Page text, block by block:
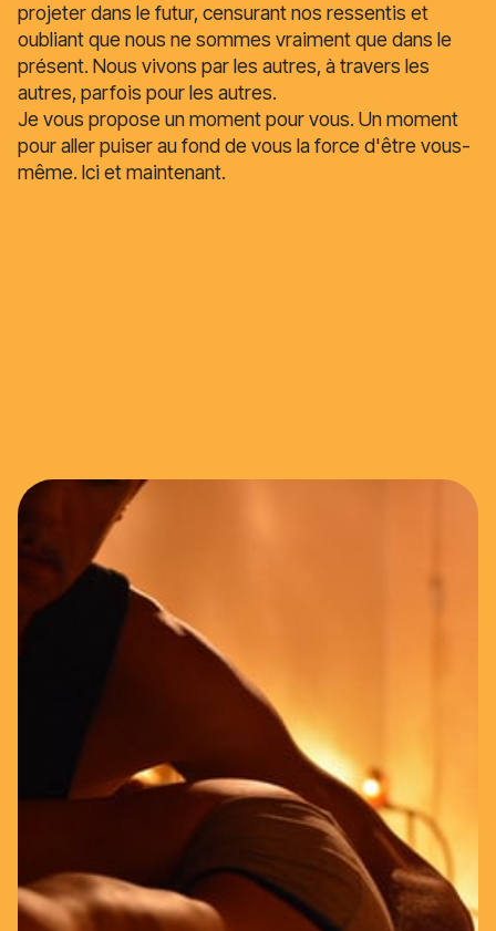
projeter dans le futur, censurant nos ressentis et
oubliant que nous ne sommes vraiment que dans le
présent. Nous vivons par les autres, à travers les
autres, parfois pour les autres.
Je vous propose un moment pour vous. Un moment
pour aller puiser au fond de vous la force d'être vous-
même. Ici et maintenant.